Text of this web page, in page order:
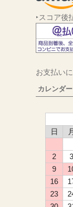
‣スコア後
お支払い
カレンダー
日
2
3
9
16
23